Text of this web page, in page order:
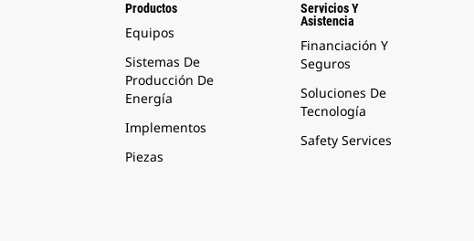
Productos
Equipos
Sistemas De
Producción De
Energía
Implementos
Piezas
Servicios Y
Asistencia
Financiación Y
Seguros
Soluciones De
Tecnología
Safety Services